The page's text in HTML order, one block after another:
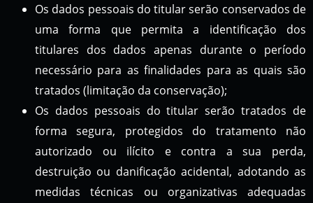
Os dados pessoais do titular serão conservados de
uma forma que permita a identificação dos
titulares dos dados apenas durante o período
necessário para as finalidades para as quais são
tratados (limitação da conservação);
Os dados pessoais do titular serão tratados de
forma segura, protegidos do tratamento não
autorizado ou ilícito e contra a sua perda,
destruição ou danificação acidental, adotando as
medidas técnicas ou organizativas adequadas